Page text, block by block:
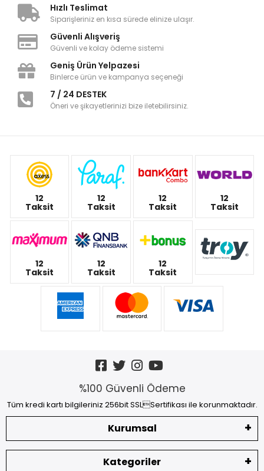
Hızlı Teslimat
Siparişleriniz en kısa sürede elinize ulaşır.
Güvenli Alışveriş
Güvenli ve kolay ödeme sistemi
Geniş Ürün Yelpazesi
Binlerce ürün ve kampanya seçeneği
7 / 24 DESTEK
Öneri ve şikayetlerinizi bize iletebilirsiniz.
12
Taksit
12
Taksit
12
Taksit
12
Taksit
12
Taksit
12
Taksit
12
Taksit
%100 Güvenli Ödeme
Tüm kredi kartı bilgileriniz 256bit SSLSertifikası ile korunmaktadır.
Kurumsal
Kategoriler